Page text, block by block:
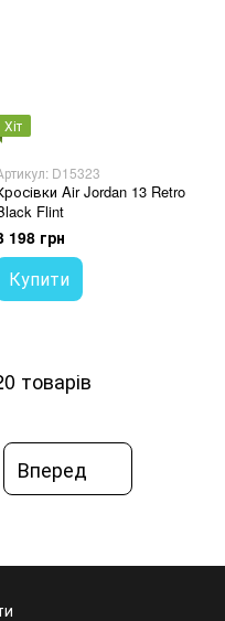
Хіт
D15323
Air Jordan 13 Retro
Flint
198 грн
Купити
товарів
Вперед